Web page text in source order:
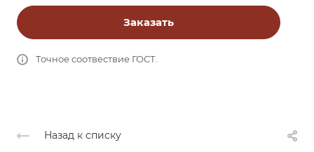
Заказать
Точное соотвествие ГОСТ.
Назад к списку